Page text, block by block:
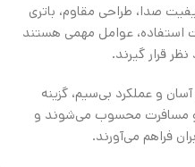
صدا، طراحی مقاوم، باتری
استفاده، عوامل مهمی هستند
قرار گیرند.
و عملکرد بی‌سیم، گزینه
و مسافرت محسوب می‌شوند و
فراهم می‌آورند.